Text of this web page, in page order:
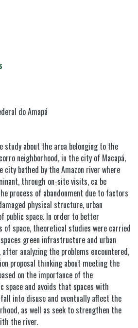
do Amapá
study about the area belonging to the
neighborhood, in the city of Macapá,
bathed by the Amazon river where
through on-site visits, ca be
process of abandonment due to factors
physical structure, urban
public space. In order to better
of space, theoretical studies were carried
green infrastructure and urban
analyzing the problems encountered,
proposal thinking about meeting the
on the importance of the
space and avoids that spaces with
into disuse and eventually affect the
as well as seek to strengthen the
the river.